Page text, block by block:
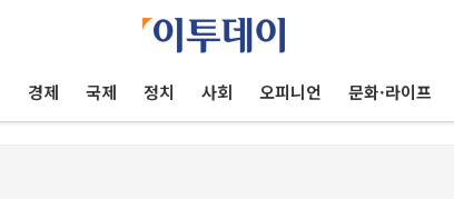
경제 국제 정치 사회 오피니언 문화·라이프